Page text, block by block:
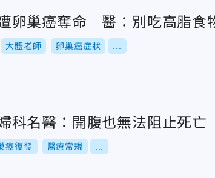
卵巢癌奪命 醫：別吃高脂食
大體老師 卵巢癌症狀
名醫：開腹也無法阻止死亡
癌復發 醫療常規